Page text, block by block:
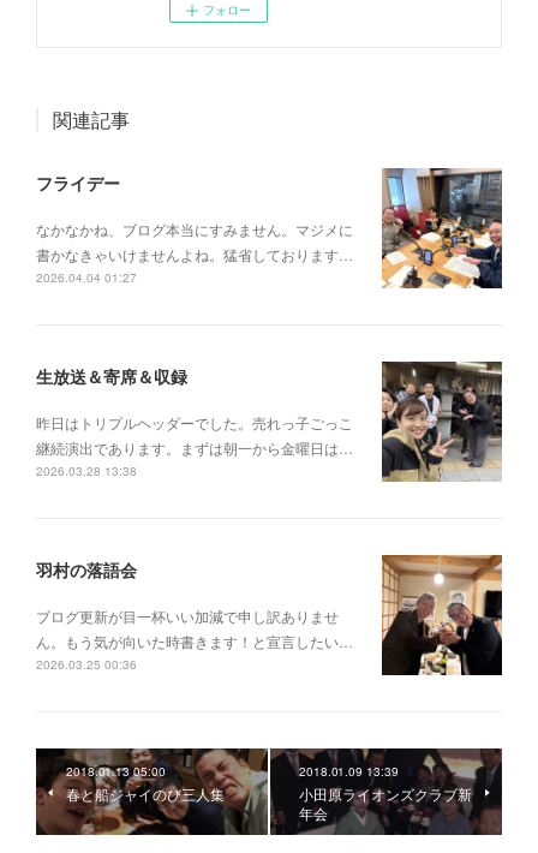
フォロー
関連記事
フライデー
なかなかね、ブログ本当にすみません。マジメに
書かなきゃいけませんよね。猛省しております…
2026.04.04 01:27
生放送＆寄席＆収録
昨日はトリプルヘッダーでした。売れっ子ごっこ
継続演出であります。まずは朝一から金曜日は…
2026.03.28 13:38
羽村の落語会
ブログ更新が目一杯いい加減で申し訳ありませ
ん。もう気が向いた時書きます！と宣言したい…
2026.03.25 00:36
2018.01.13 05:00
春と船ジャイのび三人集
2018.01.09 13:39
小田原ライオンズクラブ新
年会